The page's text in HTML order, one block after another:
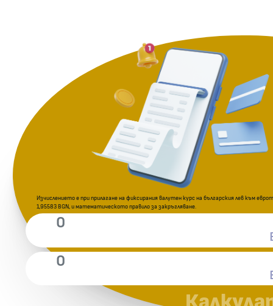
Изчислението е при прилагане на фиксирания валутен курс на българския лев към
1,95583 BGN, и математическото правило за закръгляване.